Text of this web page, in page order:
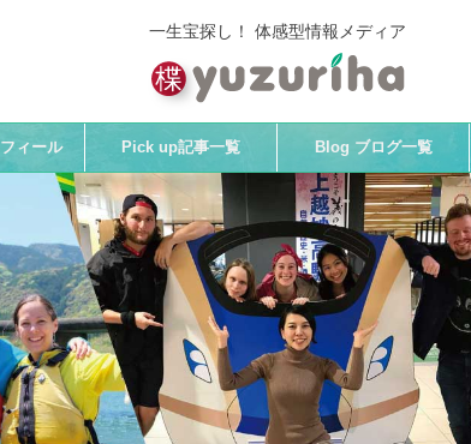
一生宝探し！ 体感型情報メディア
ィール Pick up記事一覧 Blog ブログ一覧